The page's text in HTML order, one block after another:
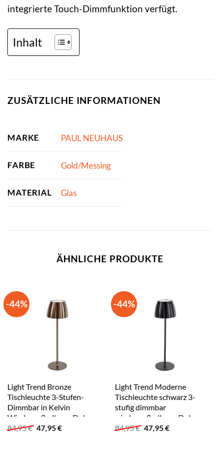
integrierte Touch-Dimmfunktion verfügt.
Inhalt
ZUSÄTZLICHE INFORMATIONEN
MARKE PAUL NEUHAUS
FARBE Gold/Messing
MATERIAL Glas
ÄHNLICHE PRODUKTE
-44%
Light Trend Bronze
Tischleuchte 3-Stufen-
Dimmbar in Kelvin
Wiederaufladbar – Dolce
84,95€ Ursprünglicher
Preis
47,95€Aktueller
-44%
Light Trend Moderne
Tischleuchte schwarz 3-
stufig dimmbar
wiederaufladbar – Dolce
84,95€ Ursprünglicher
Preis
47,95€Aktueller